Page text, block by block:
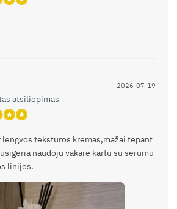
atsiliepimas
2026-07-19
lengvos teksturos kremas,mažai tepant
naudoju vakare kartu su serumu
linijos.